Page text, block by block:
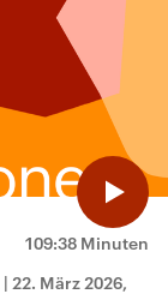
109:38 Minuten
| 22. März 2026,